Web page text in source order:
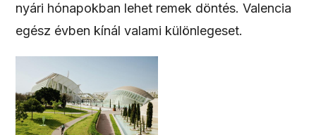
nyári hónapokban lehet remek döntés. Valencia
egész évben kínál valami különlegeset.